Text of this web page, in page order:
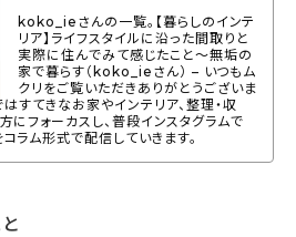
koko_ieさんの一覧。【暮らしのインテ
リア】ライフスタイルに沿った間取りと
実際に住んでみて感じたこと～無垢の
家で暮らす（koko_ieさん） – いつもム
クリをご覧いただきありがとうございま
はすてきなお家やインテリア、整理・収
にフォーカスし、普段インスタグラムで
ラム形式で配信していきます。